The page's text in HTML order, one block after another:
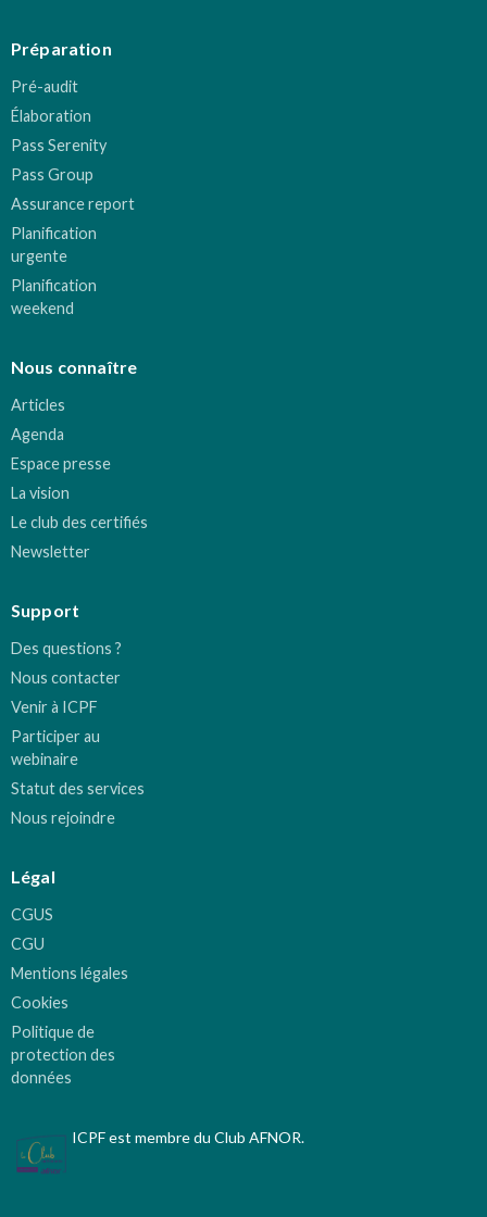
Préparation
Pré-audit
Élaboration
Pass Serenity
Pass Group
Assurance report
Planification
urgente
Planification
weekend
Nous connaître
Articles
Agenda
Espace presse
La vision
Le club des certifiés
Newsletter
Support
Des questions ?
Nous contacter
Venir à ICPF
Participer au
webinaire
Statut des services
Nous rejoindre
Légal
CGUS
CGU
Mentions légales
Cookies
Politique de
protection des
données
ICPF est membre du Club AFNOR.